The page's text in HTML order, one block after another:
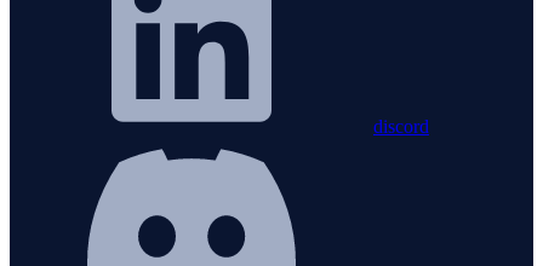
discord